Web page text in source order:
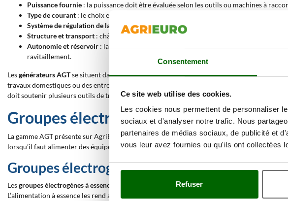
Consentement
Ce site web utilise des cookies.
Les cookies nous permettent de personnaliser
sociaux et d'analyser notre trafic. Nous
partenaires de médias sociaux, de publicité et
vous leur avez fournies ou qu'ils ont collectées
Refuser
Puissance fournie : la puissance doit être évaluée selon les outils ou machines à
Type de courant : le choix entre configurations monophasées ou triphasées,
Système de régulation de la tension: la présence de dispositifs de stabilisation aide à
Structure et transport : châssis, poignées et roues influencent la manutention du
Autonomie et réservoir : la capacité du réservoir influe sur le temps de travail
ravitaillement.
Lesgénérateurs AGTse situent dans des gammes adaptées aux utilisateurs amateurs
travaux domestiques ou des entretiens occasionnels ; un groupe électrogène plus
doit soutenir plusieurs outils de travail.
Groupes électrogènes AGT sur AgriEuro
La gamme AGT présente sur AgriEuro comprend des générateurs conçus pour produire de
lorsqu’il faut alimenter des équipements dans des espaces de travail mobiles. Le choix du
Groupes électrogènes à essence AGT
Lesgroupes électrogènes à essence AGT
sont des générateurs indiqués pour ceux qui
L’alimentation à essence les rend adaptés aux travaux temporaires, aux opérations